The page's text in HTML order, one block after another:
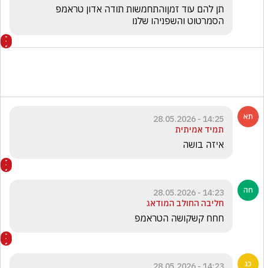
הסמרטוט והשפניהו שלנו
14:25 - 28.05.2026
תמיד אמיתית
איזה בושה
14:23 - 28.05.2026
חליבה החולב המודאג
חחח קשקושה הטראמפ